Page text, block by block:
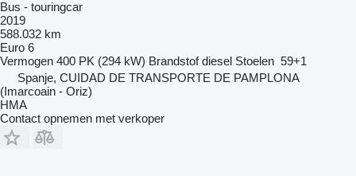
Bus - touringcar
2019
588.032 km
Euro 6
Vermogen 400 PK (294 kW) Brandstof diesel Stoelen 59+1
Spanje, CUIDAD DE TRANSPORTE DE PAMPLONA
(Imarcoain - Oriz)
HMA
Contact opnemen met verkoper